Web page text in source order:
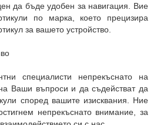
да бъде удобен за навигация. Вие
по марка, което прецизира
за вашето устройство.
специалисти непрекъснато на
Ваши въпроси и да съдействат да
според вашите изисквания. Ние
непрекъснато внимание, за